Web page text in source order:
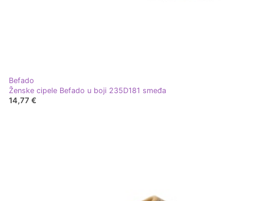
Befado
Ženske cipele Befado u boji 235D181 smeđa
14,77 €